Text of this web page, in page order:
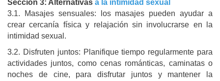
Sección 3: Alternativas a la intimidad sexual
3.1. Masajes sensuales: los masajes pueden ayudar a
crear cercanía física y relajación sin involucrarse en la
intimidad sexual.
3.2. Disfruten juntos: Planifique tiempo regularmente para
actividades juntos, como cenas románticas, caminatas o
noches de cine, para disfrutar juntos y mantener la